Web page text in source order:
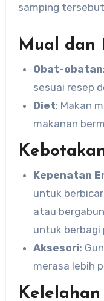
samping
Mual dan
Obat-obatan
sesuai resep
Diet: Makan
makanan
Kepenatan
untuk
atau
untuk berbagi
Aksesori:
merasa lebih
Kelelahan